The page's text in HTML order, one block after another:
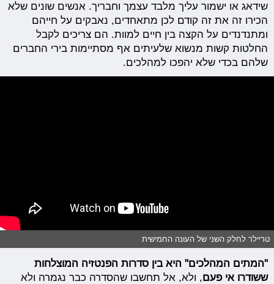
שידאג או ישמור עליך מלבד עצמך וחבריך. אנשים שונים שלא
הכירו זה את זה קודם לכן מתאחדים, נאבקים על חייהם
ומתנדנדים על הקצה בין חיים למוות. הם צריכים לקבל
החלטות קשות מנשוא שלעיתים אף מסתיימות בירי החברים
שלהם בכדי שלא יהפכו למהלכים.
טריילר לחלק השני של העונה החמישית
"המתים המהלכים" היא בין סדרות הפנטזיה המוצלחות
ששודרו אי פעם, ולא, אל תחשבו שהסדרה כבר נגמרה ולא